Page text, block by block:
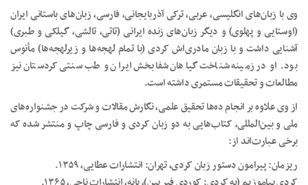
وی با زبان‌های انگلیسی، عربی، ترکی آذربایجانی، فارسی، زبان‌های باستانی ایران
(اوستایی و پهلوی) و دیگر زبان‌های زنده ایرانی (تاتی، تالشی، گیلکی و طبری)
آشنایی داشت و با زبان مادری‌اش کردی (با تمام لهجه‌ها و زیرلهجه‌ها) مأنوس
بود. او در زمینه شناخت گیاهان شفابخش ایران و طب سنتی کردستان نیز
مطالعات و تحقیقات مستمری داشته است.
از وی علاوه‌ بر انجام ده‌ها تحقیق علمی، نگارش مقالات و شرکت در جشنواره‌های
ملی و بین‌المللی، کتاب‌هایی به دو زبان کردی و فارسی چاپ و منتشر شده که
برخی عبارت‌اند از:
ریزمان: پیرامون دستور زبان کردی، تهران: انتشارات عطایی، ۱۳۵۹.